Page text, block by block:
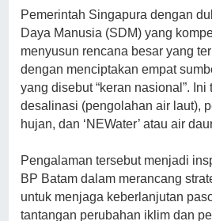
Pemerintah Singapura dengan
Daya Manusia (SDM) yang
menyusun rencana besar yang
dengan menciptakan empat
yang disebut “keran nasional”. Ini
desalinasi (pengolahan air laut),
hujan, dan ‘NEWater’ atau air
Pengalaman tersebut menjadi
BP Batam dalam merancang
untuk menjaga keberlanjutan
tantangan perubahan iklim dan